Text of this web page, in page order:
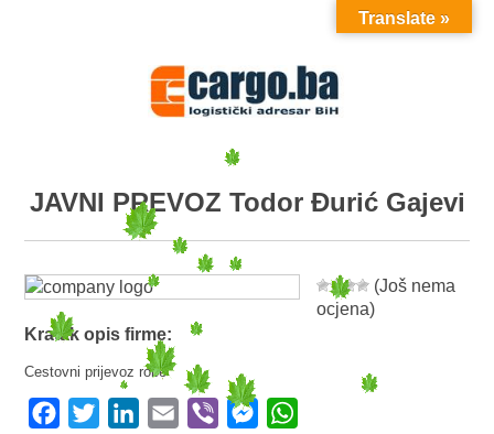
MENU
JAVNI PREVOZ Todor Đurić Gajevi
(Još nema
ocjena)
Kratak opis firme:
Cestovni prijevoz robe
Facebook
Twitter LinkedIn
Email Viber Messenger
Translate »